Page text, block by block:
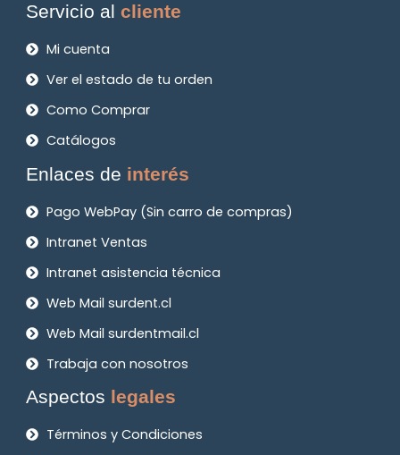
Servicio alcliente
Mi cuenta
Ver el estado de tu orden
Como Comprar
Catálogos
Enlaces de interés
Pago WebPay (Sin carro de compras)
Intranet Ventas
Intranet asistencia técnica
Web Mail surdent.cl
Web Mail surdentmail.cl
Trabaja con nosotros
Aspectos legales
Términos y Condiciones